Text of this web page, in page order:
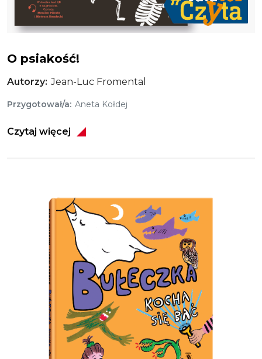
O psiakość!
Autorzy Jean-Luc Fromental
Przygotował/a Aneta Kołdej
Czytaj więcej